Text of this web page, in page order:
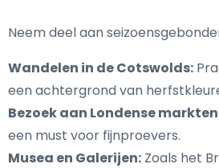
Neem deel aan
Wandelen in de Cotswolds:
een achtergrond van
Bezoek aan Londense
een must voor fijnproevers.
Musea en Galerijen: Zoals het